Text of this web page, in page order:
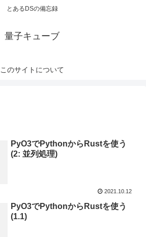
とあるDSの備忘録
量子キューブ
このサイトについて
PyO3でPythonからRustを使う
(2: 並列処理)
2021.10.12
PyO3でPythonからRustを使う
(1.1)